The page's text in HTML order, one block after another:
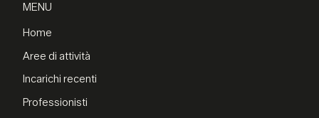
MENU
Home
Aree di attività
Incarichi recenti
Professionisti